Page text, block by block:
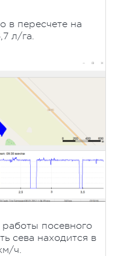
в пересчете на
л/га.
посевного
сева находится в
ч.